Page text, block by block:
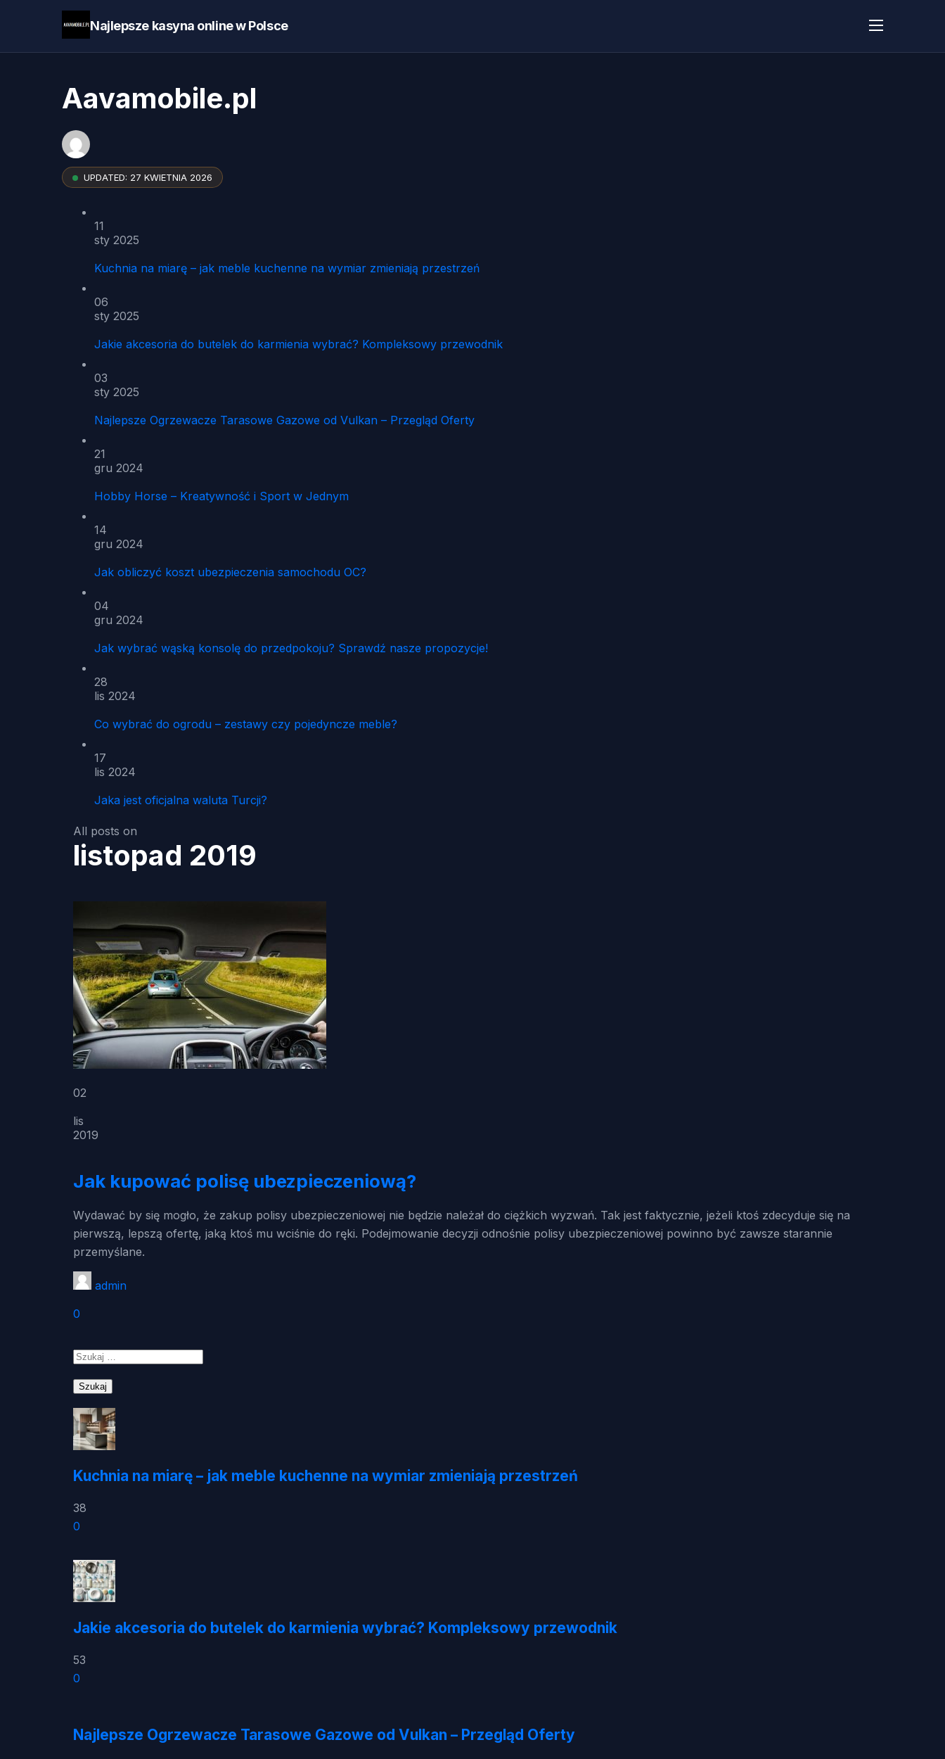
Najlepsze kasyna online w Polsce
Aavamobile.pl
UPDATED: 27 KWIETNIA 2026
11
sty 2025
Kuchnia na miarę – jak meble kuchenne na wymiar zmieniają przestrzeń
06
sty 2025
Jakie akcesoria do butelek do karmienia wybrać? Kompleksowy przewodnik
03
sty 2025
Najlepsze Ogrzewacze Tarasowe Gazowe od Vulkan – Przegląd Oferty
21
gru 2024
Hobby Horse – Kreatywność i Sport w Jednym
14
gru 2024
Jak obliczyć koszt ubezpieczenia samochodu OC?
04
gru 2024
Jak wybrać wąską konsolę do przedpokoju? Sprawdź nasze propozycje!
28
lis 2024
Co wybrać do ogrodu – zestawy czy pojedyncze meble?
17
lis 2024
Jaka jest oficjalna waluta Turcji?
All posts on
listopad 2019
02
lis
2019
Jak kupować polisę ubezpieczeniową?
Wydawać by się mogło, że zakup polisy ubezpieczeniowej nie będzie należał do ciężkich wyzwań. Tak jest faktycznie, jeżeli ktoś zdecyduje się na
pierwszą, lepszą ofertę, jaką ktoś mu wciśnie do ręki. Podejmowanie decyzji odnośnie polisy ubezpieczeniowej powinno być zawsze starannie
przemyślane.
admin
0
Kuchnia na miarę – jak meble kuchenne na wymiar zmieniają przestrzeń
38
0
Jakie akcesoria do butelek do karmienia wybrać? Kompleksowy przewodnik
53
0
Najlepsze Ogrzewacze Tarasowe Gazowe od Vulkan – Przegląd Oferty